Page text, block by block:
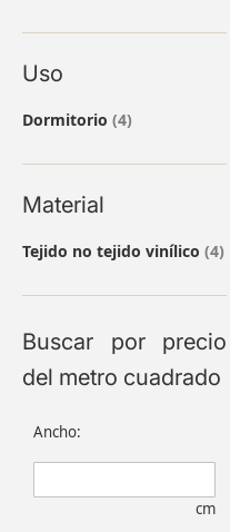
Buscar por precio
del metro cuadrado
Ancho:
cm
Uso
Dormitorio 4artículos
Material
Tejido no tejido vinílico 4